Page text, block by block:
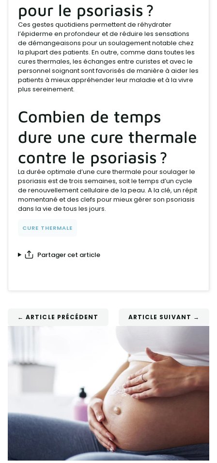
pour le psoriasis ?
Ces gestes quotidiens permettent de réhydrater
l’épiderme en profondeur et de réduire les sensations
de démangeaisons pour un soulagement notable chez
la plupart des patients. En outre, comme dans toutes les
cures thermales, les échanges entre curistes et avec le
personnel soignant sont favorisés de manière à aider les
patients à mieux appréhender leur maladie et à la vivre
plus sereinement.
Combien de temps
dure une cure thermale
contre le psoriasis ?
La durée optimale d’une cure thermale pour soulager le
psoriasis est de trois semaines, soit le temps d’un cycle
de renouvellement cellulaire de la peau. A la clé, un répit
momentané et des clefs pour mieux gérer son psoriasis
dans la vie de tous les jours.
CURE THERMALE
Partager cet article
← ARTICLE PRÉCÉDENT ARTICLE SUIVANT →